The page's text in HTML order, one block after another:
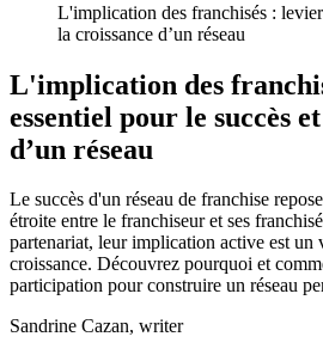
L'implication des franchisés :
la croissance d’un réseau
L'implication des
essentiel pour le succès
d’un réseau
Le succès d'un réseau de franchise
étroite entre le franchiseur et ses
partenariat, leur implication active est un
croissance. Découvrez pourquoi et
participation pour construire un réseau
Sandrine Cazan, writer